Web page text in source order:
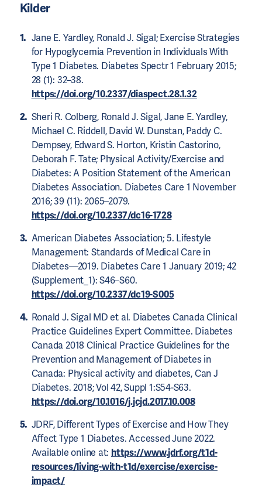
Kilder
Jane E. Yardley, Ronald J. Sigal; Exercise Strategies
for Hypoglycemia Prevention in Individuals With
Type 1 Diabetes. Diabetes Spectr 1 February 2015;
28 (1): 32–38.
https://doi.org/10.2337/diaspect.28.1.32
Sheri R. Colberg, Ronald J. Sigal, Jane E. Yardley,
Michael C. Riddell, David W. Dunstan, Paddy C.
Dempsey, Edward S. Horton, Kristin Castorino,
Deborah F. Tate; Physical Activity/Exercise and
Diabetes: A Position Statement of the American
Diabetes Association. Diabetes Care 1 November
2016; 39 (11): 2065–2079.
https://doi.org/10.2337/dc16-1728
American Diabetes Association; 5. Lifestyle
Management: Standards of Medical Care in
Diabetes—2019. Diabetes Care 1 January 2019; 42
(Supplement_1): S46–S60.
https://doi.org/10.2337/dc19-S005
Ronald J. Sigal MD et al. Diabetes Canada Clinical
Practice Guidelines Expert Committee. Diabetes
Canada 2018 Clinical Practice Guidelines for the
Prevention and Management of Diabetes in
Canada: Physical activity and diabetes, Can J
Diabetes. 2018; Vol 42, Suppl 1:S54-S63.
https://doi.org/10.1016/j.jcjd.2017.10.008
JDRF, Different Types of Exercise and How They
Affect Type 1 Diabetes. Accessed June 2022.
Available online at: https://www.jdrf.org/t1d-
resources/living-with-t1d/exercise/exercise-
impact/